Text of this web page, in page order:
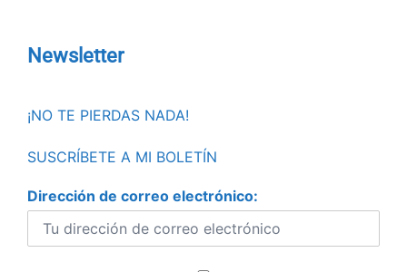
Newsletter
¡NO TE PIERDAS NADA!
SUSCRÍBETE A MI BOLETÍN
Dirección de correo electrónico: